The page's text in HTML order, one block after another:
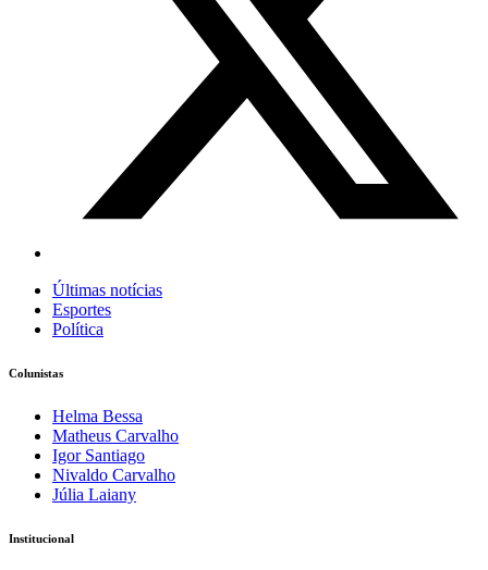
Últimas notícias
Esportes
Política
Colunistas
Helma Bessa
Matheus Carvalho
Igor Santiago
Nivaldo Carvalho
Júlia Laiany
Institucional